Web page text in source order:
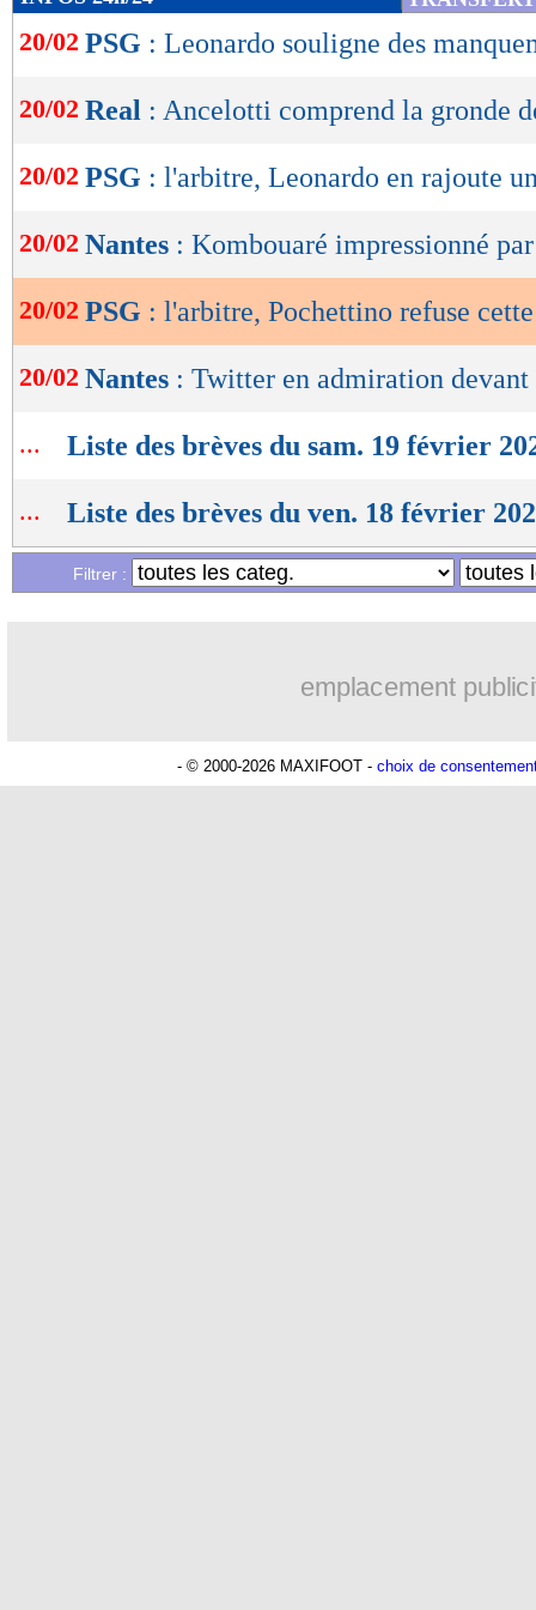
de
lecture
OK
20/02 PSG : Leonardo souligne des
20/02 Real : Ancelotti comprend la gronde
20/02 PSG : l'arbitre, Leonardo en rajoute
20/02 Nantes : Kombouaré impressionné
20/02 PSG : l'arbitre, Pochettino refuse
20/02 Nantes : Twitter en admiration
... Liste des brèves du sam. 19 février
... Liste des brèves du ven. 18 février
Filtrer :
emplacement
- © 2000-2026 MAXIFOOT - choix de